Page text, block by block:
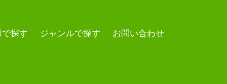
探す ジャンルで探す お問い合わせ